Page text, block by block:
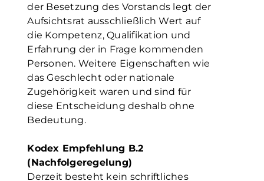
der Besetzung des Vorstands legt der
Aufsichtsrat ausschließlich Wert auf
die Kompetenz, Qualifikation und
Erfahrung der in Frage kommenden
Personen. Weitere Eigenschaften wie
das Geschlecht oder nationale
Zugehörigkeit waren und sind für
diese Entscheidung deshalb ohne
Bedeutung.
Kodex Empfehlung B.2
(Nachfolgeregelung)
Derzeit besteht kein schriftliches